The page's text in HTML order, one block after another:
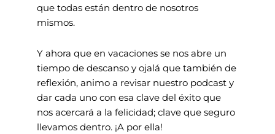
que todas están dentro de nosotros
mismos.
Y ahora que en vacaciones se nos abre un
tiempo de descanso y ojalá que también de
reflexión, animo a revisar nuestro podcast y
dar cada uno con esa clave del éxito que
nos acercará a la felicidad; clave que seguro
llevamos dentro. ¡A por ella!